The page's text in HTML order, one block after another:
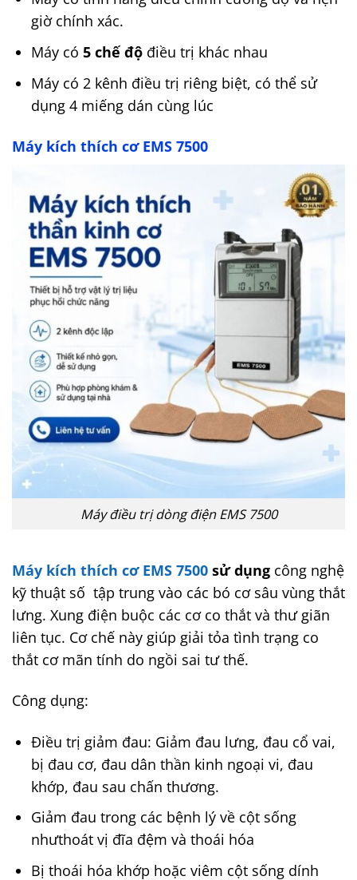
giờ chính xác.
Máy có 5 chế độđiều trị khác nhau
Máy có 2 kênh điều trị riêng biệt, có thể sử
dụng 4 miếng dán cùng lúc
Máy kích thích cơ EMS 7500
Máy điều trị dòng điện EMS 7500
Máy kích thích cơ EMS 7500 sử dụng công nghệ
kỹ thuật số tập trung vào các bó cơ sâu vùng thắt
lưng. Xung điện buộc các cơ co thắt và thư giãn
liên tục. Cơ chế này giúp giải tỏa tình trạng co
thắt cơ mãn tính do ngồi sai tư thế.
Công dụng:
Điều trị giảm đau: Giảm đau lưng, đau cổ vai,
bị đau cơ, đau dân thần kinh ngoại vi, đau
khớp, đau sau chấn thương.
Giảm đau trong các bệnh lý về cột sống
nhưthoát vị đĩa đệm và thoái hóa
Bị thoái hóa khớp hoặc viêm cột sống dính